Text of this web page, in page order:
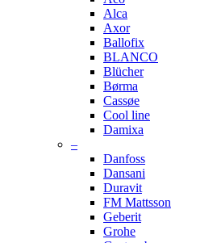
Alca
Axor
Ballofix
BLANCO
Blücher
Børma
Cassøe
Cool line
Damixa
–
Danfoss
Dansani
Duravit
FM Mattsson
Geberit
Grohe